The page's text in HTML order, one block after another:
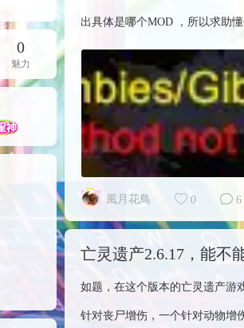
0
魅力
出具体是哪个MOD ，所以求助
風月花鳥 0 6
亡灵遗产2.6.17，能不
如题，在这个版本的亡灵遗产游
针对丧尸增伤，一个针对动物增